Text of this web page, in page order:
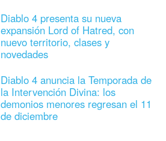
Diablo 4 presenta su nueva
expansión Lord of Hatred, con
nuevo territorio, clases y
novedades
Diablo 4 anuncia la Temporada de
la Intervención Divina: los
demonios menores regresan el 11
de diciembre